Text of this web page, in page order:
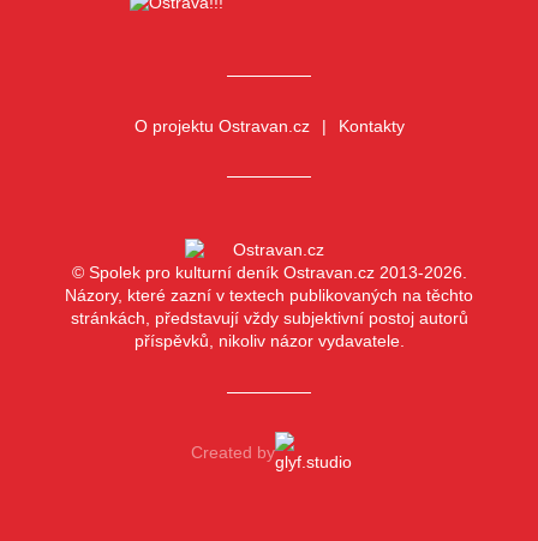
O projektu Ostravan.cz Kontakty
© Spolek pro kulturní deník Ostravan.cz 2013-2026.
Názory, které zazní v textech publikovaných na těchto
stránkách, představují vždy subjektivní postoj autorů
příspěvků, nikoliv názor vydavatele.
Created by